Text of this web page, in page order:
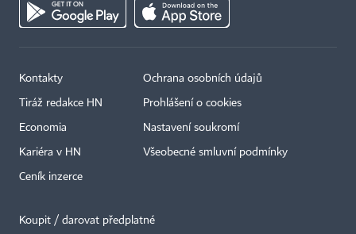
Kontakty
Tiráž redakce HN
Economia
Kariéra v HN
Ceník inzerce
Ochrana osobních údajů
Prohlášení o cookies
Nastavení soukromí
Všeobecné smluvní podmínky
Koupit / darovat předplatné